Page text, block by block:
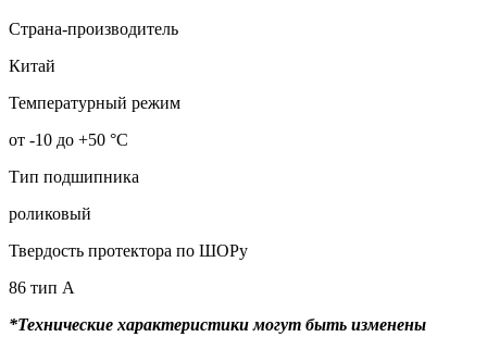
Страна-производитель
Китай
Температурный режим
от -10 до +50 °С
Тип подшипника
роликовый
Твердость протектора по ШОРу
86 тип А
*Технические характеристики могут быть изменены